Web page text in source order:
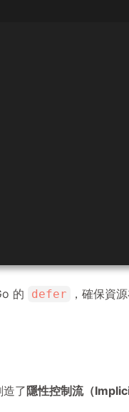
的 defer
，確保資
了隱性控制流（